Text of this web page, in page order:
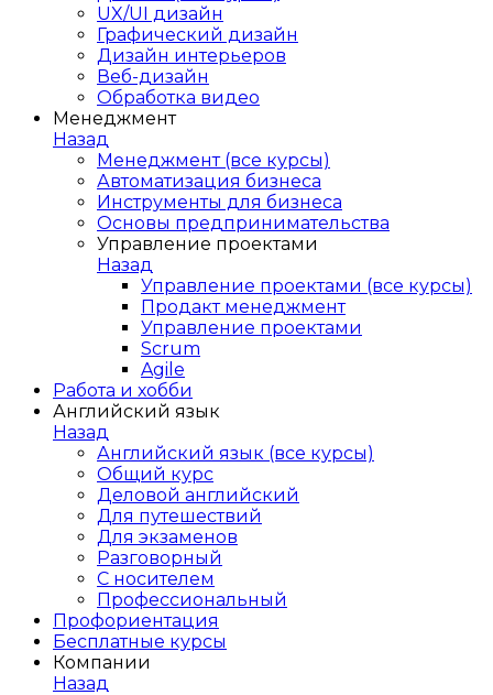
UX/UI дизайн
Графический дизайн
Дизайн интерьеров
Веб-дизайн
Обработка видео
Менеджмент
Назад
Менеджмент (все курсы)
Автоматизация бизнеса
Инструменты для бизнеса
Основы предпринимательства
Управление проектами
Назад
Управление проектами (все курсы)
Продакт менеджмент
Управление проектами
Scrum
Agile
Работа и хобби
Английский язык
Назад
Английский язык (все курсы)
Общий курс
Деловой английский
Для путешествий
Для экзаменов
Разговорный
С носителем
Профессиональный
Профориентация
Бесплатные курсы
Компании
Назад